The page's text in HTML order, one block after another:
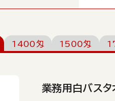
1400匁 1500匁
業務用白バス